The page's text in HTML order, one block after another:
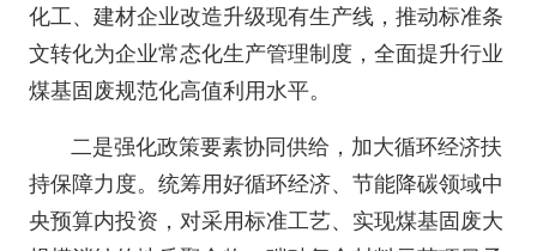
化工、建材企业改造升级现有生产线，推动标准条
文转化为企业常态化生产管理制度，全面提升行业
煤基固废规范化高值利用水平。
二是强化政策要素协同供给，加大循环经济扶
持保障力度。统筹用好循环经济、节能降碳领域中
央预算内投资，对采用标准工艺、实现煤基固废大